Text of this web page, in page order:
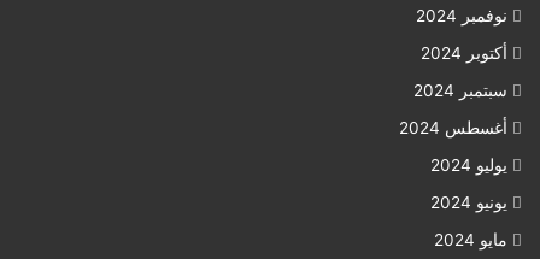
نوفمبر 2024
أكتوبر 2024
سبتمبر 2024
أغسطس 2024
يوليو 2024
يونيو 2024
مايو 2024